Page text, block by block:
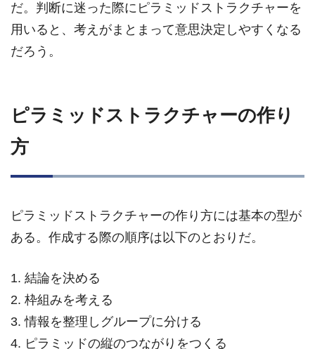
だ。判断に迷った際にピラミッドストラクチャーを
用いると、考えがまとまって意思決定しやすくなる
だろう。
ピラミッドストラクチャーの作り
方
ピラミッドストラクチャーの作り方には基本の型が
ある。作成する際の順序は以下のとおりだ。
1. 結論を決める
2. 枠組みを考える
3. 情報を整理しグループに分ける
4. ピラミッドの縦のつながりをつくる